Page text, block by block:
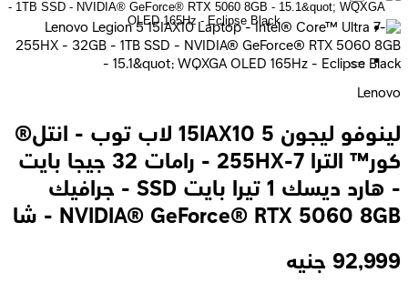
Lenovo
لينوفو ليجون 5 15IAX10 لاب توب - انتل®
كور™ الترا 7-255HX - رامات 32 جيجا بايت
- هارد ديسك 1 تيرا بايت SSD - جرافيك
NVIDIA® GeForce® RTX 5060 8GB - شا
92,999 جنيه